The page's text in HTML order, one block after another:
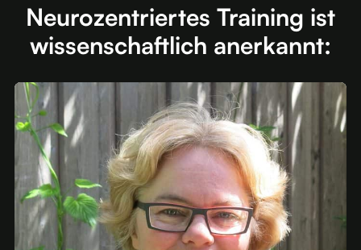
Neurozentriertes Training ist
wissenschaftlich anerkannt: